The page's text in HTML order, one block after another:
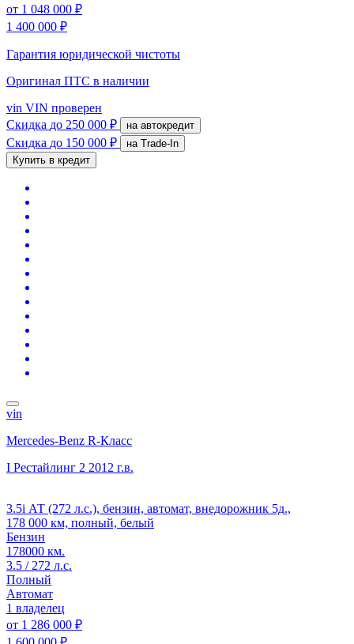
от 1 048 000 ₽
1 400 000 ₽
Гарантия юридической чистоты
Оригинал ПТС в наличии
vin VIN проверен
Скидка до 250 000 ₽ на автокредит
Скидка до 150 000 ₽
на Trade-In
Купить в кредит
vin
Mercedes-Benz R-Класс
I Рестайлинг 2 2012 г.в.
3.5i АТ (272 л.с.), бензин, автомат, внедорожник 5д.,
178 000 км, полный, белый
Бензин
178000 км.
3.5 / 272 л.с.
Полный
Автомат
1 владелец
от 1 286 000 ₽